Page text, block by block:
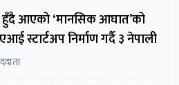
हुँदै आएको ‘मानसिक आघात’को
स्टार्टअप निर्माण गर्दै ३ नेपाली